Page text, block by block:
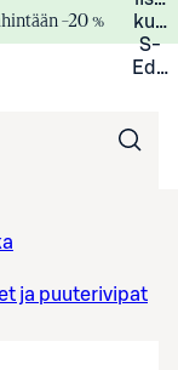
–20 %
S-
ja puuterivipat